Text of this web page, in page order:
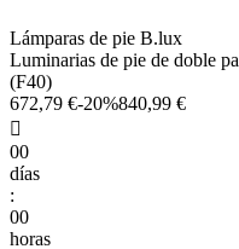
Lámparas de pie B.lux
Luminarias de pie de doble
(F40)
672,79 €-20%840,99 €

00
días
:
00
horas